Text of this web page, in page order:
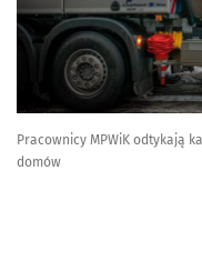
Pracownicy MPWiK odtykają
domów